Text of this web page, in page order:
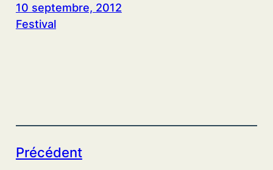
10 septembre, 2012
Festival
Précédent